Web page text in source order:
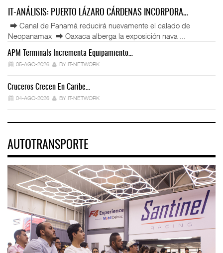
IT-ANÁLISIS: PUERTO LÁZARO CÁRDENAS INCORPORA…
⮕ Canal de Panamá reducirá nuevamente el calado de
Neopanamax ⮕ Oaxaca alberga la exposición nava ...
APM Terminals Incrementa Equipamiento…
05-AGO-2026 BY IT-NETWORK
Cruceros Crecen En Caribe…
04-AGO-2026 BY IT-NETWORK
AUTOTRANSPORTE